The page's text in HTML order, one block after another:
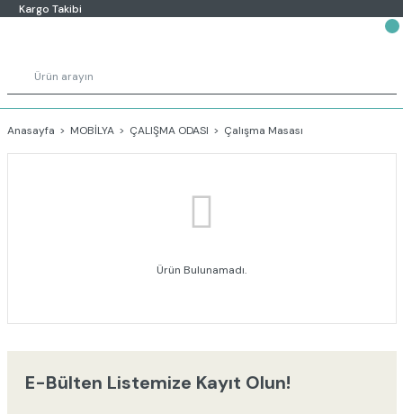
Kargo Takibi
Anasayfa MOBİLYA ÇALIŞMA ODASI Çalışma Masası
Ürün Bulunamadı.
E-Bülten Listemize Kayıt Olun!